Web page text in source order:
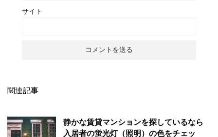
サイト
関連記事
静かな賃貸マンションを探しているなら
入居者の蛍光灯（照明）の色をチェッ